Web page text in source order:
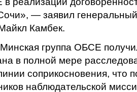
— заявил генеральный
Камбек.
группа ОБСЕ
в полной мере
соприкосновения, что
наблюдательской